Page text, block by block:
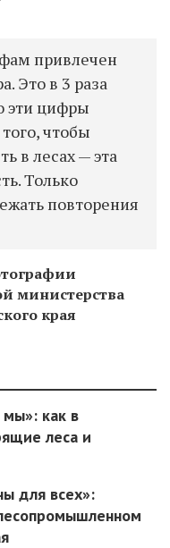
привлечен
Это в 3 раза
эти цифры
чтобы
в лесах — эта
Только
повторения
министерства
края
как в
леса и
для всех»: